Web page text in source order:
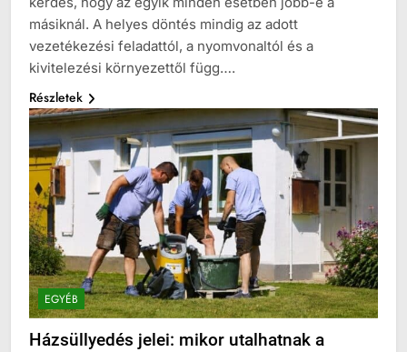
másiknál. A helyes döntés mindig az adott
vezetékezési feladattól, a nyomvonaltól és a
kivitelezési környezettől függ….
Részletek
EGYÉB
Házsüllyedés jelei: mikor utalhatnak a